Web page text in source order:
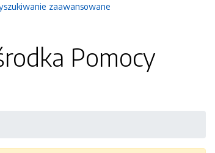
zaawansowane
Pomocy